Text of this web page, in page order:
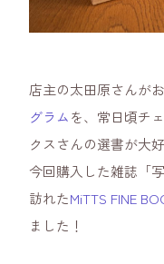
店主の太田原さんが
グラムを、常日頃チ
クスさんの選書が大好
今回購入した雑誌「
訪れたMiTTS FINE
ました！